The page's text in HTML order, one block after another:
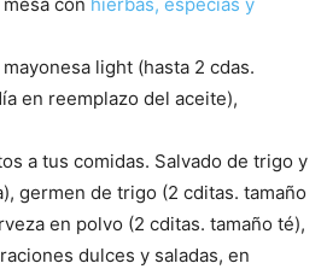
light (hasta 2 cdas.
en reemplazo del aceite),
a tus comidas. Salvado de trigo y
germen de trigo (2 cditas. tamaño
en polvo (2 cditas. tamaño té),
dulces y saladas, en